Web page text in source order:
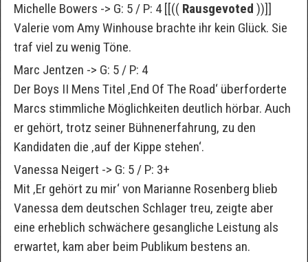
Michelle Bowers -> G: 5 / P: 4 [[(( Rausgevoted ))]]
Valerie vom Amy Winhouse brachte ihr kein Glück. Sie
traf viel zu wenig Töne.
Marc Jentzen -> G: 5 / P: 4
Der Boys II Mens Titel ‚End Of The Road‘ überforderte
Marcs stimmliche Möglichkeiten deutlich hörbar. Auch
er gehört, trotz seiner Bühnenerfahrung, zu den
Kandidaten die ‚auf der Kippe stehen‘.
Vanessa Neigert -> G: 5 / P: 3+
Mit ‚Er gehört zu mir‘ von Marianne Rosenberg blieb
Vanessa dem deutschen Schlager treu, zeigte aber
eine erheblich schwächere gesangliche Leistung als
erwartet, kam aber beim Publikum bestens an.